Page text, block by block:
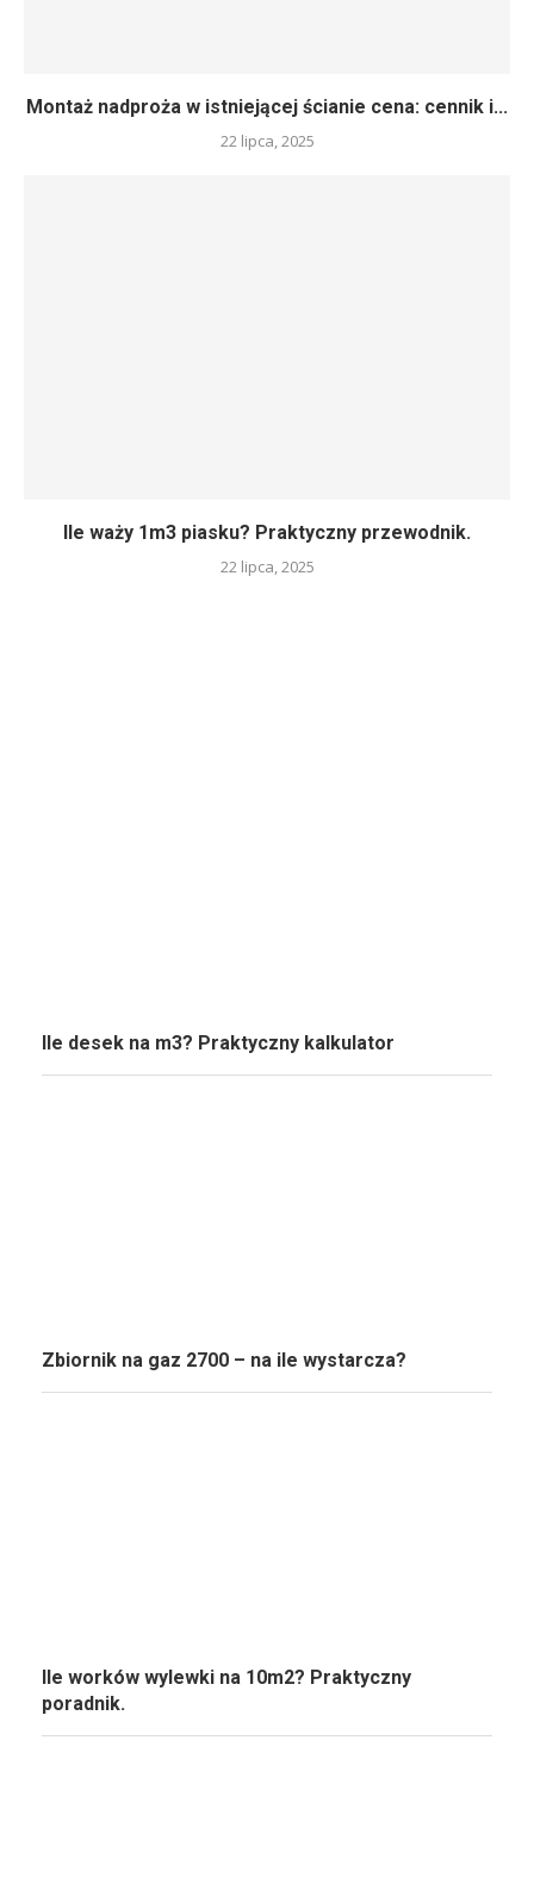
Montaż nadproża w istniejącej ścianie cena: cennik i...
22 lipca, 2025
Ile waży 1m3 piasku? Praktyczny przewodnik.
22 lipca, 2025
Ile desek na m3? Praktyczny kalkulator
Zbiornik na gaz 2700 – na ile wystarcza?
Ile worków wylewki na 10m2? Praktyczny
poradnik.